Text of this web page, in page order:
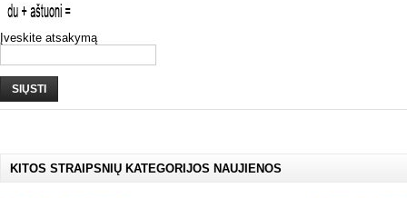
Įveskite atsakymą
SIŲSTI
KITOS STRAIPSNIŲ KATEGORIJOS NAUJIENOS